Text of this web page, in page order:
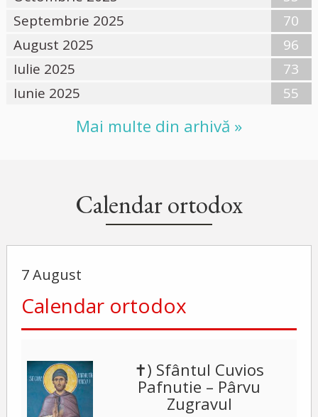
Septembrie 2025
70
August 2025
96
Iulie 2025
73
Iunie 2025
55
Mai multe din arhivă »
Calendar ortodox
7 August
Calendar ortodox
✝) Sfântul Cuvios
Pafnutie – Pârvu
Zugravul